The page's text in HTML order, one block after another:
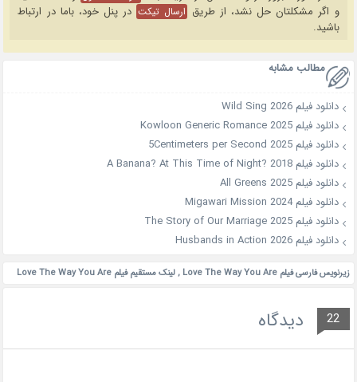
و اگر مشکلتان حل نشد، از طریق ارسال تیکت در پنل خود، باما در ارتباط
باشید.
مطالب مشابه
دانلود فیلم Wild Sing 2026
دانلود فیلم Kowloon Generic Romance 2025
دانلود فیلم 5Centimeters per Second 2025
دانلود فیلم A Banana? At This Time of Night? 2018
دانلود فیلم All Greens 2025
دانلود فیلم Migawari Mission 2024
دانلود فیلم The Story of Our Marriage 2025
دانلود فیلم Husbands in Action 2026
زیرنویس فارسی فیلم Love The Way You Are ,لینک مستقیم فیلم Love The Way You Are
22 دیدگاه